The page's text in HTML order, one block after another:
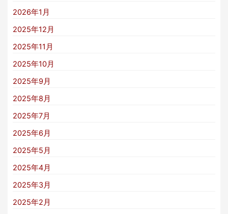
2026年1月
2025年12月
2025年11月
2025年10月
2025年9月
2025年8月
2025年7月
2025年6月
2025年5月
2025年4月
2025年3月
2025年2月